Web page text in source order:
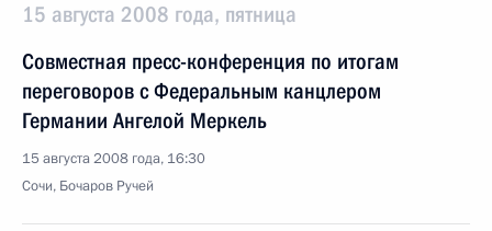
15 августа 2008 года, пятница
Совместная пресс-конференция по итогам
переговоров с Федеральным канцлером
Германии Ангелой Меркель
15 августа 2008 года, 16:30
Сочи, Бочаров Ручей